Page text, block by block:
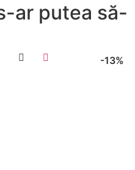
ar putea să-
-13%